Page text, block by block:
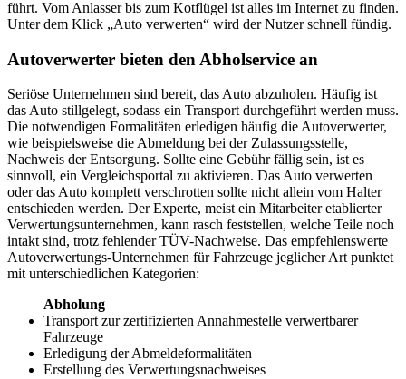
führt. Vom Anlasser bis zum Kotflügel ist alles im Internet zu finden.
Unter dem Klick „Auto verwerten“ wird der Nutzer schnell fündig.
Autoverwerter bieten den Abholservice an
Seriöse Unternehmen sind bereit, das Auto abzuholen. Häufig ist
das Auto stillgelegt, sodass ein Transport durchgeführt werden muss.
Die notwendigen Formalitäten erledigen häufig die Autoverwerter,
wie beispielsweise die Abmeldung bei der Zulassungsstelle,
Nachweis der Entsorgung. Sollte eine Gebühr fällig sein, ist es
sinnvoll, ein Vergleichsportal zu aktivieren. Das Auto verwerten
oder das Auto komplett verschrotten sollte nicht allein vom Halter
entschieden werden. Der Experte, meist ein Mitarbeiter etablierter
Verwertungsunternehmen, kann rasch feststellen, welche Teile noch
intakt sind, trotz fehlender TÜV-Nachweise. Das empfehlenswerte
Autoverwertungs-Unternehmen für Fahrzeuge jeglicher Art punktet
mit unterschiedlichen Kategorien:
Abholung
Transport zur zertifizierten Annahmestelle verwertbarer
Fahrzeuge
Erledigung der Abmeldeformalitäten
Erstellung des Verwertungsnachweises